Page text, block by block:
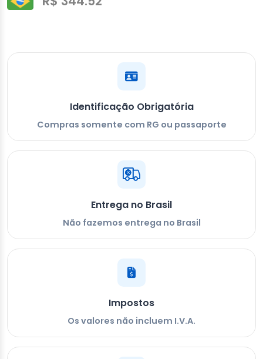
Identificação Obrigatória
Compras somente com RG ou passaporte
Entrega no Brasil
Não fazemos entrega no Brasil
Impostos
Os valores não incluem I.V.A.